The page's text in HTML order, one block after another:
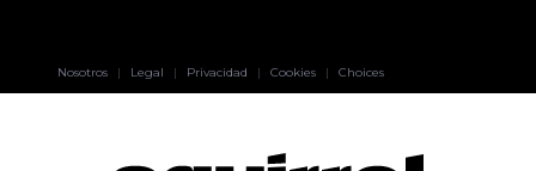
Nosotros | Legal | Privacidad | Cookies | Choices